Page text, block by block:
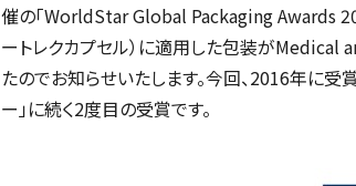
催の「WorldStar Global Packaging Awards
ートレクカプセル）に適用した包装がMedical
たのでお知らせいたします。今回、2016年に受
ー」に続く2度目の受賞です。